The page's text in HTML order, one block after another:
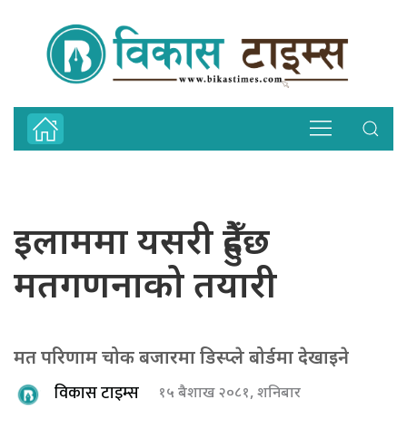
इलाममा यसरी हुँदैछ
मतगणनाको तयारी
मत परिणाम चोक बजारमा डिस्प्ले बोर्डमा देखाइने
विकास टाइम्स १५ बैशाख २०८१, शनिबार